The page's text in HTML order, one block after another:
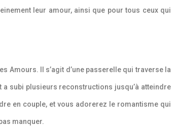
leur amour, ainsi que pour tous ceux qui
Amours. Il s’agit d’une passerelle qui traverse la
a subi plusieurs reconstructions jusqu’à atteindre
en couple, et vous adorerez le romantisme qui
manquer.